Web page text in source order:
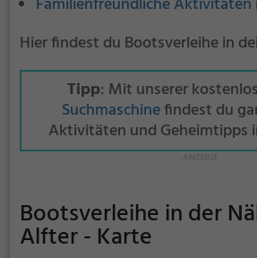
Hier findest du Bootsverleihe in
Tipp: Mit unserer
Suchmaschinefindest du
Aktivitäten und Geheimtipps
Bootsverleihe in der
Alfter - Karte